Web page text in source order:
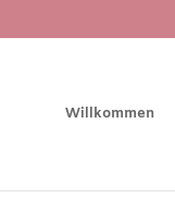
Willkommen